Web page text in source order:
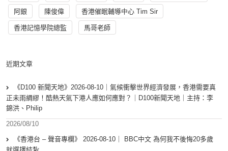
阿銀 陳俊偉 香港催眠輔導中心 Tim Sir
香港記憶學院總監 馬哥老師
近期文章
《D100 新聞天地》2026-08-10｜氣候衝擊世界經濟發展，香港需要真
正未雨綢繆！酷熱天氣下港人應如何應對？｜D100新聞天地｜主持：李
錦洪、Philip
2026/08/10
《香港台 – 聲音專欄》 2026-08-10｜ BBC中文 為何我不後悔20多歲